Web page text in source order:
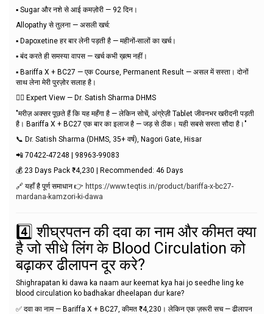
▪️ Sugar और नशे से आई कमज़ोरी — 92 दिन।
Allopathy से तुलना — असली खर्च:
▪️ Dapoxetine हर बार लेनी पड़ती है — महीनों-सालों का खर्च।
▪️ बंद करते ही समस्या वापस — खर्च कभी ख़त्म नहीं।
▪️ Bariffa X + BC27 — एक Course, Permanent Result — असल में सस्ता। दोनों
साथ लेना मेरी पुरज़ोर सलाह है।
👨‍⚕️ Expert View — Dr. Satish Sharma DHMS
"मरीज़ अक्सर पूछते हैं कि यह महँगा है — लेकिन सोचें, अंग्रेज़ी Tablet जीवनभर खरीदनी पड़ती
है। Bariffa X + BC27 एक बार का इलाज है — जड़ से ठीक। यही सबसे सस्ता सौदा है।"
📞 Dr. Satish Sharma (DHMS, 35+ वर्ष), Nagori Gate, Hisar
📲 70422-47248 | 98963-99083
💰 23 Days Pack ₹4,230 | Recommended: 46 Days
🔗 यहाँ है पूर्ण समाधान 👉 https://www.teqtis.in/product/bariffa-x-bc27-
mardana-kamzori-ki-dawa
4️⃣ शीघ्रपतन की दवा का नाम और कीमत क्या
है जो सीधे लिंग के Blood Circulation को
बढ़ाकर ढीलापन दूर करे?
Shighrapatan ki dawa ka naam aur keemat kya hai jo seedhe ling ke
blood circulation ko badhakar dheelapan dur kare?
✅ दवा का नाम — Bariffa X + BC27, कीमत ₹4,230। लेकिन एक ज़रूरी सच — ढीलापन